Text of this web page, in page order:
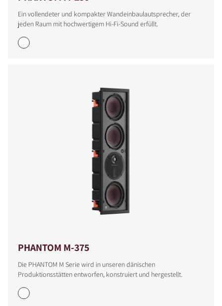
Ein vollendeter und kompakter Wandeinbaulautsprecher, der
jeden Raum mit hochwertigem Hi-Fi-Sound erfüllt.
PHANTOM M-375
Die PHANTOM M Serie wird in unseren dänischen
Produktionsstätten entworfen, konstruiert und hergestellt.